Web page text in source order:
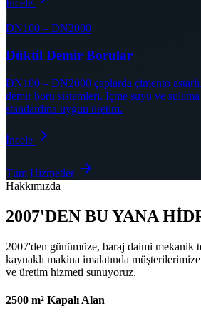
DN100 – DN2000
Düktil Demir Borular
DN100 – DN2000 çaplarda çimento
demir boru sistemleri. İçme suyu ve
standardına uygun üretim.
İncele
Tüm Hizmetler
Hakkımızda
2007'DEN BU YANA
2007'den günümüze, baraj daimi mekanik
kaynaklı makina imalatında
ve üretim hizmeti sunuyoruz.
2500 m² Kapalı Alan